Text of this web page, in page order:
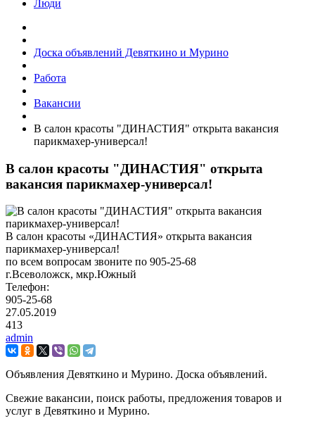
Люди
Доска объявлений Девяткино и Мурино
Работа
Вакансии
В салон красоты "ДИНАСТИЯ" открыта вакансия
парикмахер-универсал!
В салон красоты "ДИНАСТИЯ" открыта
вакансия парикмахер-универсал!
В салон красоты «ДИНАСТИЯ» открыта вакансия
парикмахер-универсал!
по всем вопросам звоните по 905-25-68
г.Всеволожск, мкр.Южный
Телефон:
905-25-68
27.05.2019
413
admin
Объявления Девяткино и Мурино. Доска объявлений.
Свежие вакансии, поиск работы, предложения товаров и
услуг в Девяткино и Мурино.